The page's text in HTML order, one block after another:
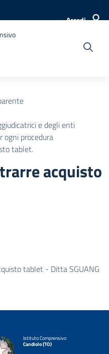
Accedi
e degli enti
ogni procedura
tablet.
acquisto
tablet - Ditta SGUANG
Istituto Comprensivo
Candiolo (TO)